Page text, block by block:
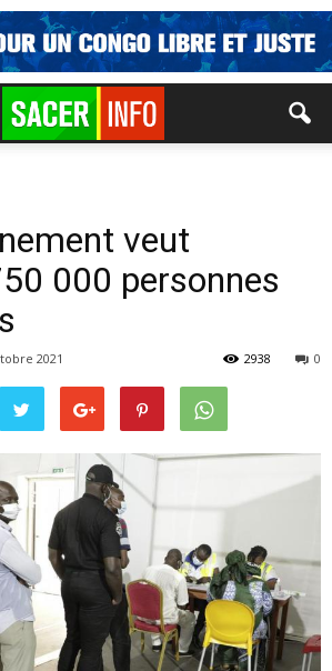
veut
000 personnes
2021 0
2938